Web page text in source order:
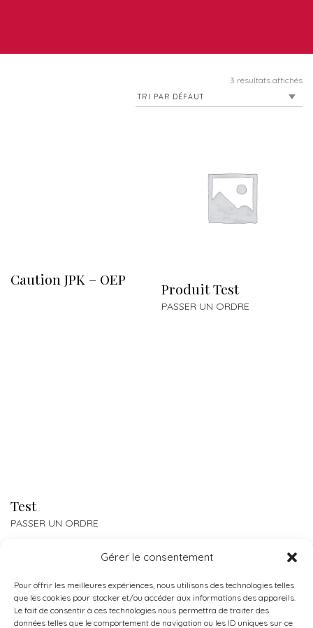
Gérer le consentement
Pour offrir les meilleures expériences, nous utilisons des technologies telles
que les cookies pour stocker et/ou accéder aux informations des appareils.
Le fait de consentir à ces technologies nous permettra de traiter des
données telles que le comportement de navigation ou les ID uniques sur ce
3 résultats affichés
Caution JPK – OEP
Produit Test
PASSER UN ORDRE
Test
PASSER UN ORDRE